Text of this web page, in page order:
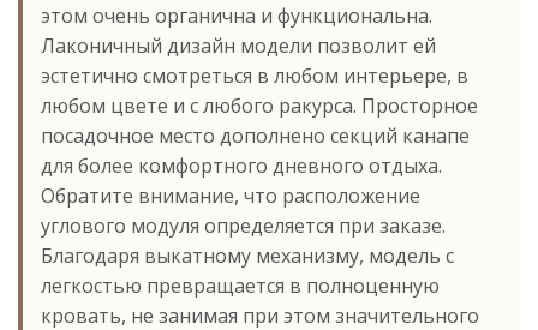
этом очень органична и функциональна.
Лаконичный дизайн модели позволит ей
эстетично смотреться в любом интерьере, в
любом цвете и с любого ракурса. Просторное
посадочное место дополнено секций канапе
для более комфортного дневного отдыха.
Обратите внимание, что расположение
углового модуля определяется при заказе.
Благодаря выкатному механизму, модель с
легкостью превращается в полноценную
кровать, не занимая при этом значительного